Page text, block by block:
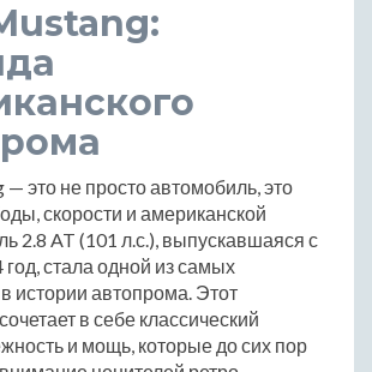
— это не просто автомобиль, это
скорости и американской
2.8 AT (101 л.с.), выпускавшаяся с
год, стала одной из самых
истории автопрома. Этот
в себе классический
и мощь, которые до сих пор